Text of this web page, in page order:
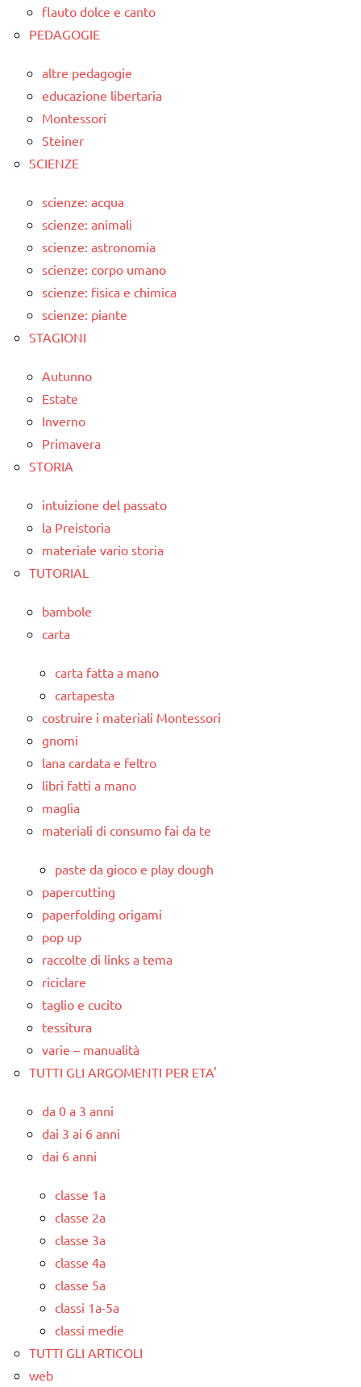
flauto dolce e canto
PEDAGOGIE
altre pedagogie
educazione libertaria
Montessori
Steiner
SCIENZE
scienze: acqua
scienze: animali
scienze: astronomia
scienze: corpo umano
scienze: fisica e chimica
scienze: piante
STAGIONI
Autunno
Estate
Inverno
Primavera
STORIA
intuizione del passato
la Preistoria
materiale vario storia
TUTORIAL
bambole
carta
carta fatta a mano
cartapesta
costruire i materiali Montessori
gnomi
lana cardata e feltro
libri fatti a mano
maglia
materiali di consumo fai da te
paste da gioco e play dough
papercutting
paperfolding origami
pop up
raccolte di links a tema
riciclare
taglio e cucito
tessitura
varie – manualità
TUTTI GLI ARGOMENTI PER ETA'
da 0 a 3 anni
dai 3 ai 6 anni
dai 6 anni
classe 1a
classe 2a
classe 3a
classe 4a
classe 5a
classi 1a-5a
classi medie
TUTTI GLI ARTICOLI
web